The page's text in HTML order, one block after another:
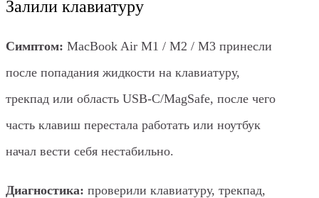
Залили клавиатуру
Симптом: MacBook Air M1 / M2 / M3 принесли
после попадания жидкости на клавиатуру,
трекпад или область USB-C/MagSafe, после чего
часть клавиш перестала работать или ноутбук
начал вести себя нестабильно.
Диагностика: проверили клавиатуру, трекпад,